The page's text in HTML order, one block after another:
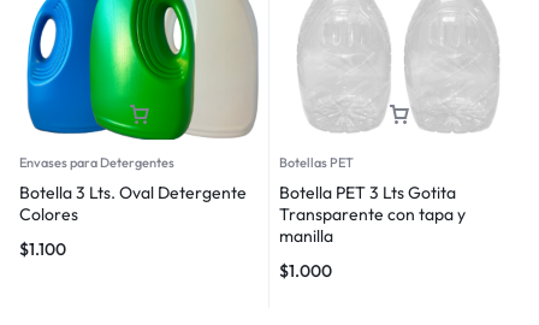
Envases para Detergentes
Botella 3 Lts. Oval Detergente
Colores
$1.100
Botellas PET
Botella PET 3 Lts Gotita
Transparente con tapa y
manilla
$1.000